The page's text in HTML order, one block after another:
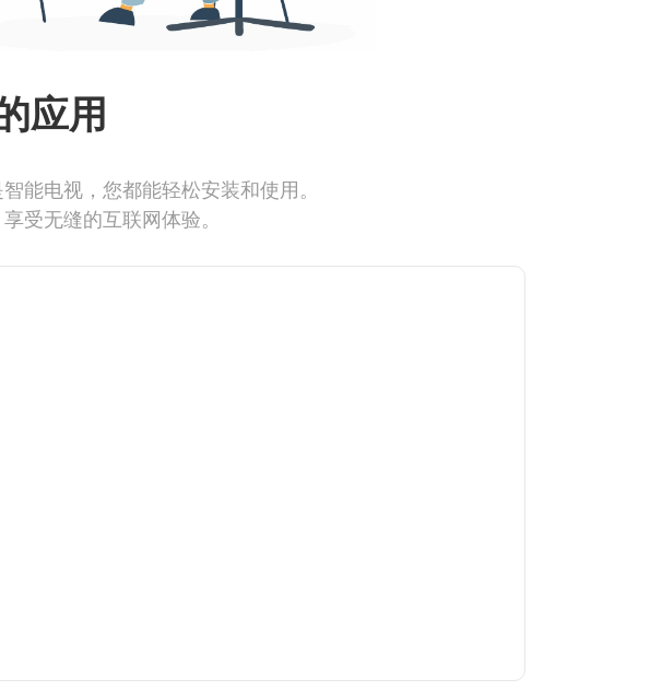
应用
能电视，您都能轻松安装和使用。
受无缝的互联网体验。